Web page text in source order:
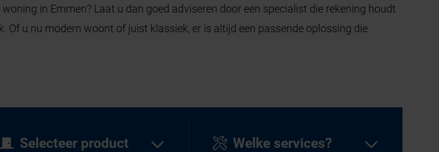
in Emmen? Laat u dan goed adviseren door een specialist die rekening houdt
Of u nu modern woont of juist klassiek, er is altijd een passende oplossing die
Selecteer product Welke services?